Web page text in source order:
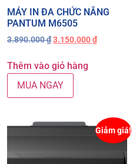
MÁY IN ĐA CHỨC NĂNG
PANTUM M6505
3.890.000₫3.150.000₫
Thêm vào giỏ hàng
MUA NGAY
Giảm giá!